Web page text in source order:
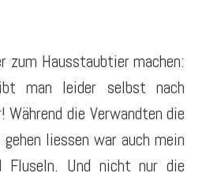
Hausstaubtier machen:
man leider selbst nach
die Verwandten die
liessen war auch mein
Fluseln. Und nicht nur die